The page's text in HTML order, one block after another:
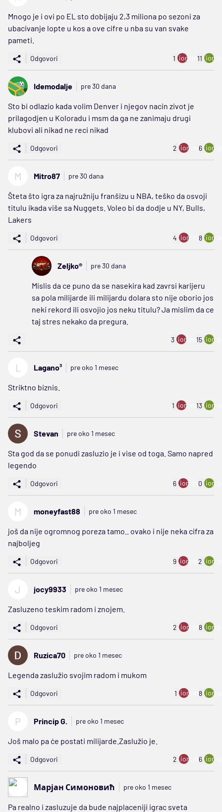
Mnogo je i ovi po EL sto dobijaju 2,3 miliona po sezoni za
ubacivanje lopte u kos a ove cifre u nba su van svake
pameti.
Odgovori 1 ion:minus
11
Idemodalje pre 30 dana
Sto bi odlazio kada volim Denver i njegov nacin zivot je
prilagodjen u Koloradu i msm da ga ne zanimaju drugi
klubovi ali nikad ne reci nikad
Odgovori 2 ion:minus
6
M Mitro87 pre 30 dana
Šteta što igra za najružniju franšizu u NBA, teško da osvoji
titulu ikada više sa Nuggets. Voleo bi da dodje u NY, Bulls,
Lakers
Odgovori 4 ion:minus
8
Zeljko® pre 30 dana
Mislis da ce puno da se nasekira kad zavrsi karijeru
sa pola milijarde ili milijardu dolara sto nije oborio jos
neki rekord ili osvojio jos neku titulu? Ja mislim da ce
taj stres nekako da pregura.
3 ion:minus
15
L Lagano³ pre oko 1 mesec
Striktno biznis.
Odgovori 1 ion:minus
13
Stevan pre oko 1 mesec
Sta god da se ponudi zasluzio je i vise od toga. Samo napred
legendo
Odgovori 6 ion:minus
0
M moneyfast88 pre oko 1 mesec
još da nije ogromnog poreza tamo.. ovako i nije neka cifra za
najboljeg
Odgovori 9 ion:minus
2
J jocy9933 pre oko 1 mesec
Zasluzeno teskim radom i znojem.
Odgovori 2 ion:minus
8
Ruzica70 pre oko 1 mesec
Legenda zaslužio svojim radom i mukom
Odgovori 1 ion:minus
8
P Princip G. pre oko 1 mesec
Još malo pa će postati milijarde.Zaslužio je.
Odgovori 2 ion:minus
6
Марјан Симоновић pre oko 1 mesec
Pa realno i zasluzuje da bude najplaceniji igrac sveta